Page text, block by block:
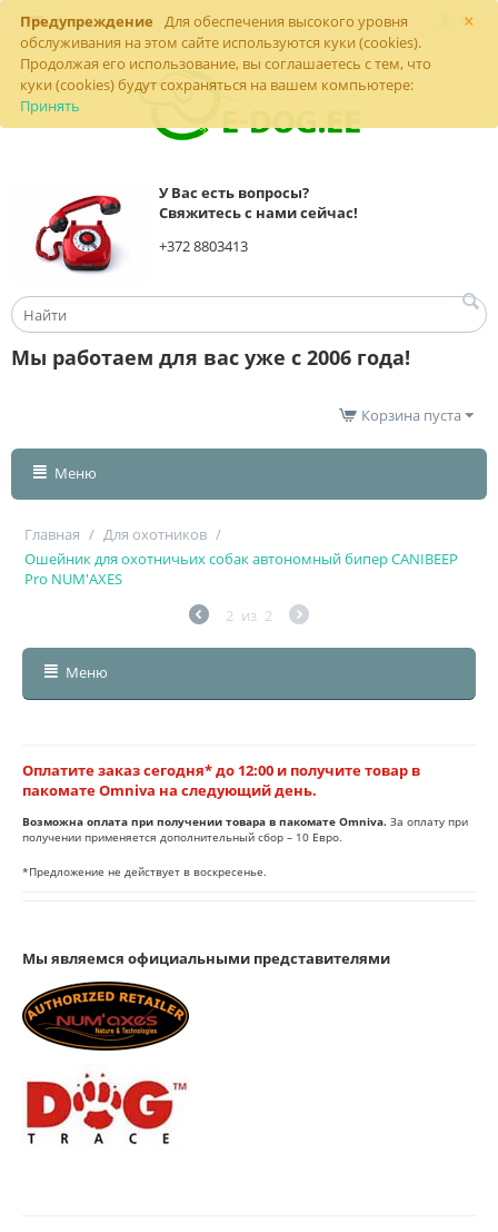
×
Предупреждение
Для обеспечения высокого уровня
обслуживания на этом сайте используются куки (cookies).
Продолжая его использование, вы соглашаетесь с тем, что
куки (cookies) будут сохраняться на вашем компьютере:
Принять
У Вас есть вопросы?
Свяжитесь с нами сейчас!
+372 8803413
Мы работаем для вас уже с 2006 года!
Корзина пуста
Меню
Главная / Для охотников /
Ошейник для охотничьих собак автономный бипер CANIBEEP
Pro NUM'AXES
2 из 2
Меню
Оплатите заказ сегодня* до 12:00 и получите товар в
пакомате Omniva на следующий день.
Возможна оплата при получении товара в пакомате Omniva. За оплату при
получении применяется дополнительный сбор – 10 Евро.
*Предложение не действует в воскресенье.
Мы являемся официальными представителями